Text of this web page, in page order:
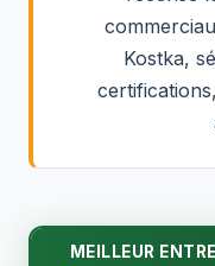
Kostka,
MEILLEUR